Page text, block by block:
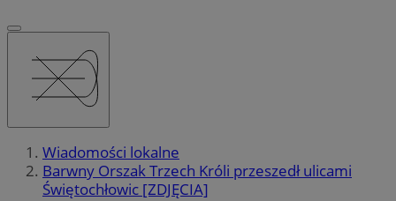
Wiadomości lokalne
Barwny Orszak Trzech Króli przeszedł ulicami
Świętochłowic [ZDJĘCIA]